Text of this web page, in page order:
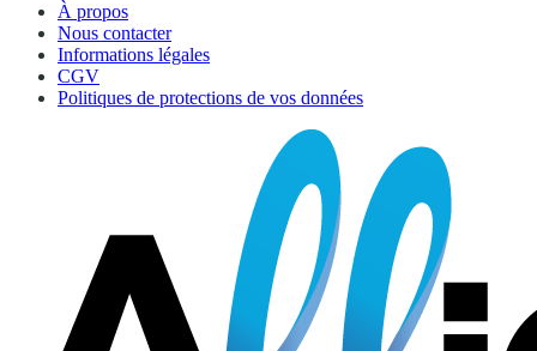
À propos
Nous contacter
Informations légales
CGV
Politiques de protections de vos données